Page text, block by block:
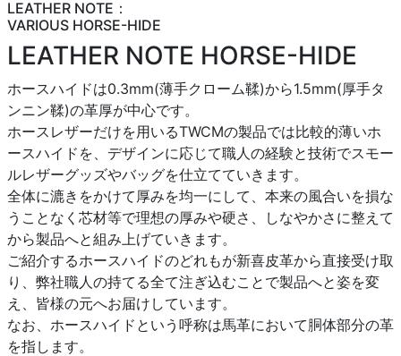
LEATHER NOTE：
VARIOUS HORSE-HIDE
LEATHER NOTE HORSE-HIDE
ホースハイドは0.3mm(薄手クローム鞣)から1.5mm(厚手タ
ンニン鞣)の革厚が中心です。
ホースレザーだけを用いるTWCMの製品では比較的薄いホ
ースハイドを、デザインに応じて職人の経験と技術でスモー
ルレザーグッズやバッグを仕立てていきます。
全体に漉きをかけて厚みを均一にして、本来の風合いを損な
うことなく芯材等で理想の厚みや硬さ、しなやかさに整えて
から製品へと組み上げていきます。
ご紹介するホースハイドのどれもが新喜皮革から直接受け取
り、弊社職人の持てる全て注ぎ込むことで製品へと姿を変
え、皆様の元へお届けしています。
なお、ホースハイドという呼称は馬革において胴体部分の革
を指します。